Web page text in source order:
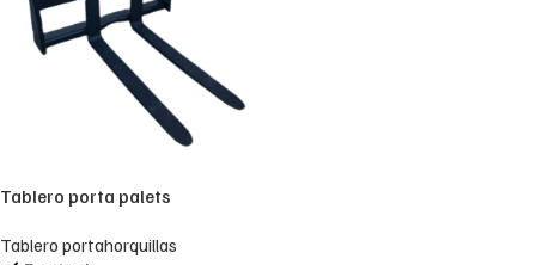
Tablero porta palets
portapalets para JCB 1CX
Tablero portahorquillas